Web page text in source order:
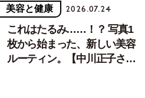
美容と健康 2026.07.24
これはたるみ……！？ 写真1
枚から始まった、新しい美容
ルーティン。【中川正子さん